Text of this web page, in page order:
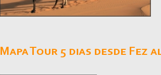
Mapa Tour 5 dias desde Fez